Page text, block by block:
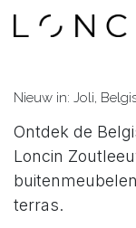
Nieuw in: Joli,
Ontdek de
Loncin
terras.